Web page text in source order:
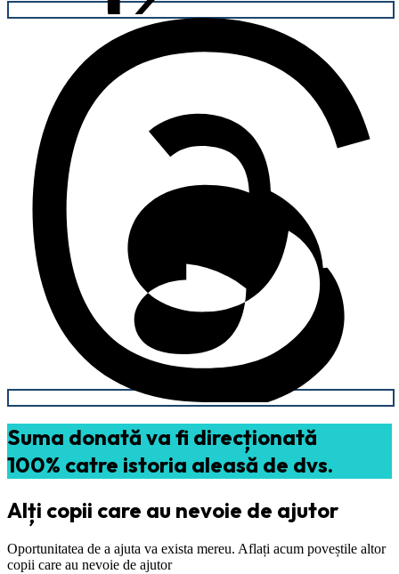
Suma donată va fi direcționată
100% catre istoria aleasă de dvs.
Alți copii care au nevoie de ajutor
Oportunitatea de a ajuta va exista mereu. Aflați acum poveștile altor
copii care au nevoie de ajutor